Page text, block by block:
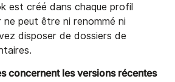
est créé dans chaque profil
ne peut être ni renommé ni
disposer de dossiers de
concernent les versions récentes